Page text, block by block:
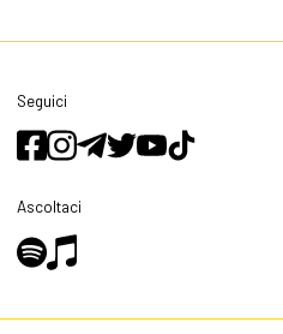
Seguici
Ascoltaci